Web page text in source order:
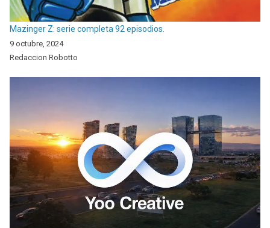
Mazinger Z: serie completa 92 episodios.
9 octubre, 2024
Redaccion Robotto